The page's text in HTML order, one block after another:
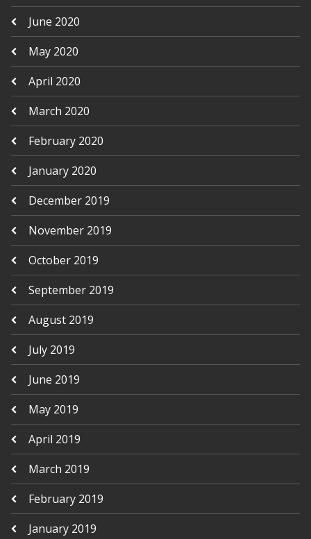
June 2020
May 2020
April 2020
March 2020
February 2020
January 2020
December 2019
November 2019
October 2019
September 2019
August 2019
July 2019
June 2019
May 2019
April 2019
March 2019
February 2019
January 2019